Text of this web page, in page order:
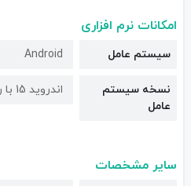
امکانات نرم افزاری
سیستم عامل Android
نسخه سیستم
عامل
اندروید 15 با رابط کاربری One UI 7
سایر مشخصات